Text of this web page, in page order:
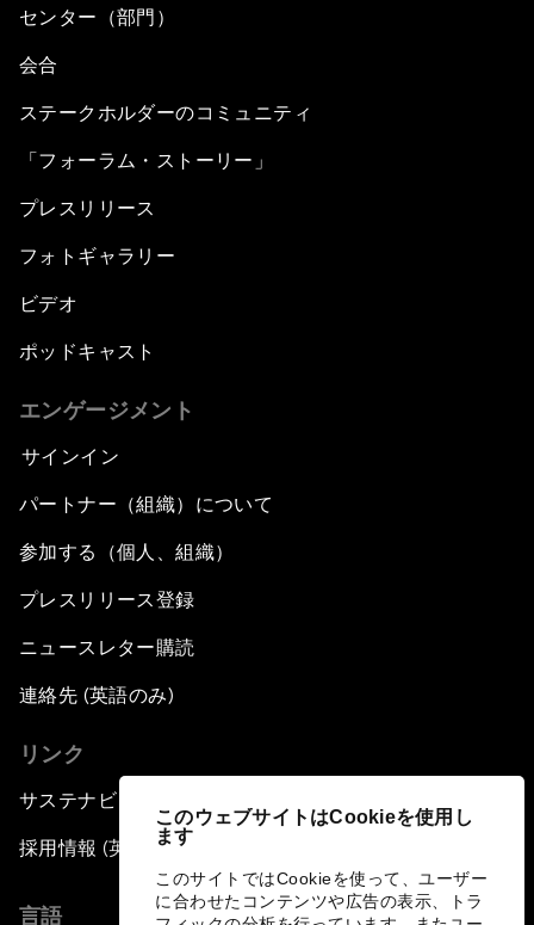
このウェブサイトはCookieを使用し
ます
このサイトではCookieを使って、ユーザー
に合わせたコンテンツや広告の表示、トラ
センター（部門）
会合
ステークホルダーのコミュニティ
「フォーラム・ストーリー」
プレスリリース
フォトギャラリー
ビデオ
ポッドキャスト
エンゲージメント
サインイン
パートナー（組織）について
参加する（個人、組織）
プレスリリース登録
ニュースレター購読
連絡先 (英語のみ)
リンク
サステナビリティへの取り組み
採用情報 (英語のみ)
言語